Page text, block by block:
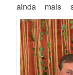
ainda mais